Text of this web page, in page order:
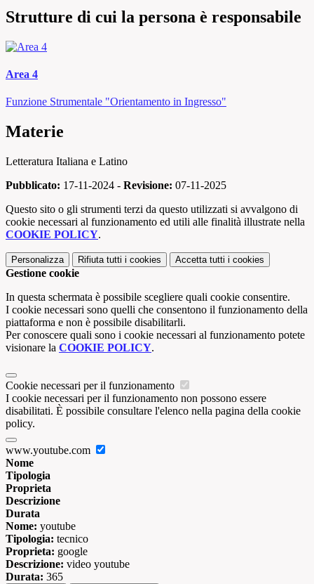
Strutture di cui la persona è responsabile
Area 4
Funzione Strumentale "Orientamento in Ingresso"
Materie
Letteratura Italiana e Latino
Pubblicato: 17-11-2024 - Revisione: 07-11-2025
Questo sito o gli strumenti terzi da questo utilizzati si avvalgono di
cookie necessari al funzionamento ed utili alle finalità illustrate nella
COOKIE POLICY.
Personalizza Rifiuta tutti i cookies Accetta tutti i cookies
Gestione cookie
In questa schermata è possibile scegliere quali cookie consentire.
I cookie necessari sono quelli che consentono il funzionamento della
piattaforma e non è possibile disabilitarli.
Per conoscere quali sono i cookie necessari al funzionamento potete
visionare la COOKIE POLICY.
Cookie necessari per il funzionamento
I cookie necessari per il funzionamento non possono essere
disabilitati. È possibile consultare l'elenco nella pagina della cookie
policy.
www.youtube.com
Nome
Tipologia
Proprieta
Descrizione
Durata
Nome: youtube
Tipologia: tecnico
Proprieta: google
Descrizione: video youtube
Durata: 365